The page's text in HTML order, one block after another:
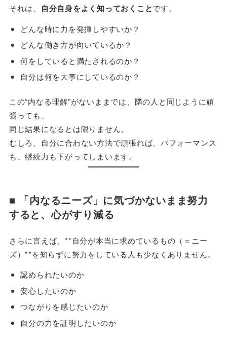
それは、 自分自身をよく知っておくことです。
どんな時に力を発揮しやすいか？
どんな働き方が向いているか？
何をしていると満たされるのか？
自分は何を大事にしているのか？
この“内なる理解”がないままでは、隣の人と同じように頑
張っても、
同じ結果になるとは限りません。
むしろ、自分に合わない方法で頑張れば、パフォーマンス
も、継続力も下がってしまいます。
■ 「内なるニーズ」に気づかないまま努力
すると、心がすり減る
さらに言えば、**自分が本当に求めているもの（＝ニー
ズ）**を知らずに努力をしている人も少なくありません。
認められたいのか
安心したいのか
つながりを感じたいのか
自分の力を証明したいのか